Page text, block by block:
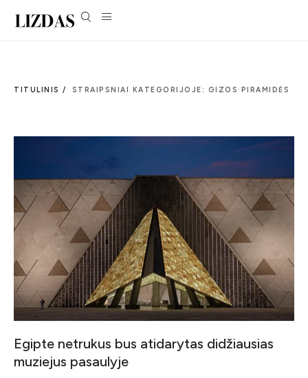
TITULINIS / STRAIPSNIAI KATEGORIJOJE: GIZOS PIRAMIDĖS
Egipte netrukus bus atidarytas didžiausias
muziejus pasaulyje